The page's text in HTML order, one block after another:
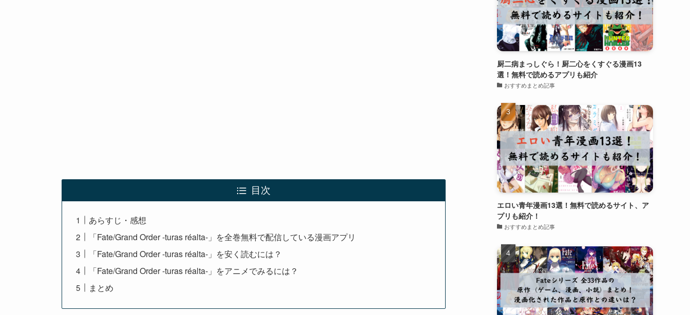
目次
あらすじ・感想
「Fate/Grand Order -turas réalta-」を全巻無料で配信している漫画アプリ
「Fate/Grand Order -turas réalta-」を安く読むには？
「Fate/Grand Order -turas réalta-」をアニメでみるには？
まとめ
厨二病まっしぐら！厨二心をくすぐる漫画13
選！無料で読めるアプリも紹介
おすすめまとめ記事
エロい青年漫画13選！無料で読めるサイト、ア
プリも紹介！
おすすめまとめ記事